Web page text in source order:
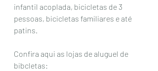
infantil acoplada, bicicletas de 3
pessoas, bicicletas familiares e até
patins.
Confira aqui as lojas de aluguel de
bibcletas: